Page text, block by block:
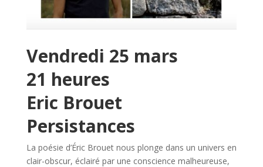
Vendredi 25 mars
21 heures
Eric Brouet
Persistances
La poésie d’Éric Brouet nous plonge dans un univers en
clair-obscur, éclairé par une conscience malheureuse,